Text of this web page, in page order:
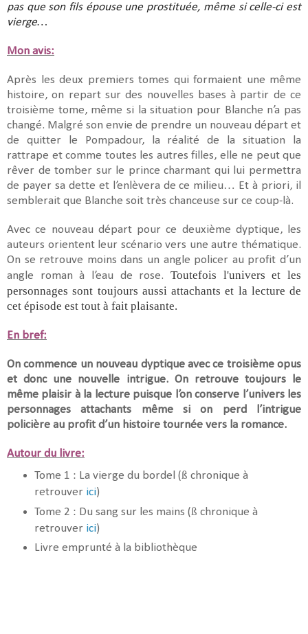
pas que son fils épouse une prostituée, même si celle-ci est
vierge…
Mon avis:
Après les deux premiers tomes qui formaient une même
histoire, on repart sur des nouvelles bases à partir de ce
troisième tome, même si la situation pour Blanche n’a pas
changé. Malgré son envie de prendre un nouveau départ et
de quitter le Pompadour, la réalité de la situation la
rattrape et comme toutes les autres filles, elle ne peut que
rêver de tomber sur le prince charmant qui lui permettra
de payer sa dette et l’enlèvera de ce milieu… Et à priori, il
semblerait que Blanche soit très chanceuse sur ce coup-là.
Avec ce nouveau départ pour ce deuxième dyptique, les
auteurs orientent leur scénario vers une autre thématique.
On se retrouve moins dans un angle policer au profit d’un
angle roman à l’eau de rose. Toutefois l'univers et les
personnages sont toujours aussi attachants et la lecture de
cet épisode est tout à fait plaisante.
En bref:
On commence un nouveau dyptique avec ce troisième opus
et donc une nouvelle intrigue. On retrouve toujours le
même plaisir à la lecture puisque l’on conserve l’univers les
personnages attachants même si on perd l’intrigue
policière au profit d’un histoire tournée vers la romance.
Autour du livre:
Tome 1 : La vierge du bordel (ß chronique à
retrouver ici)
Tome 2 : Du sang sur les mains (ß chronique à
retrouver ici)
Livre emprunté à la bibliothèque